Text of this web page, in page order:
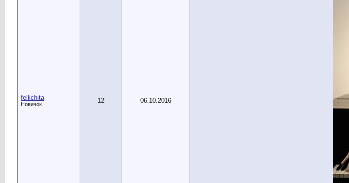
fellichita
Новичок 12 06.10.2016